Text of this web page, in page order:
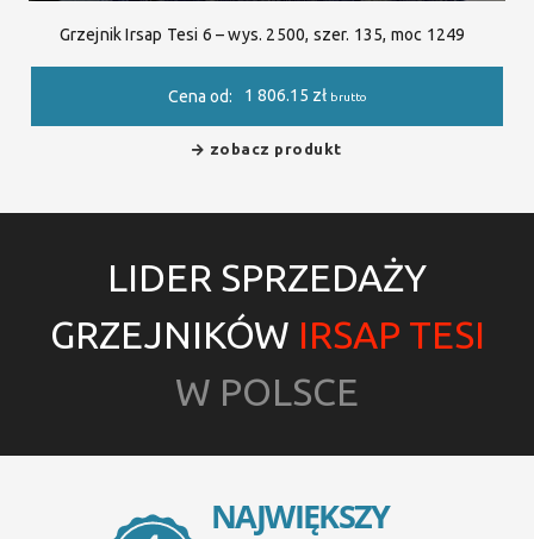
Grzejnik Irsap Tesi 6 – wys. 2500, szer. 135, moc 1249
Cena od: 1 806.15 zł brutto
zobacz produkt
LIDER SPRZEDAŻY
GRZEJNIKÓW IRSAP TESI
W POLSCE